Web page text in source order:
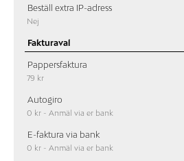
Beställ extra IP-adress
Nej
Fakturaval
Pappersfaktura
79 kr
Autogiro
0 kr - Anmäl via er bank
E-faktura via bank
0 kr - Anmäl via er bank